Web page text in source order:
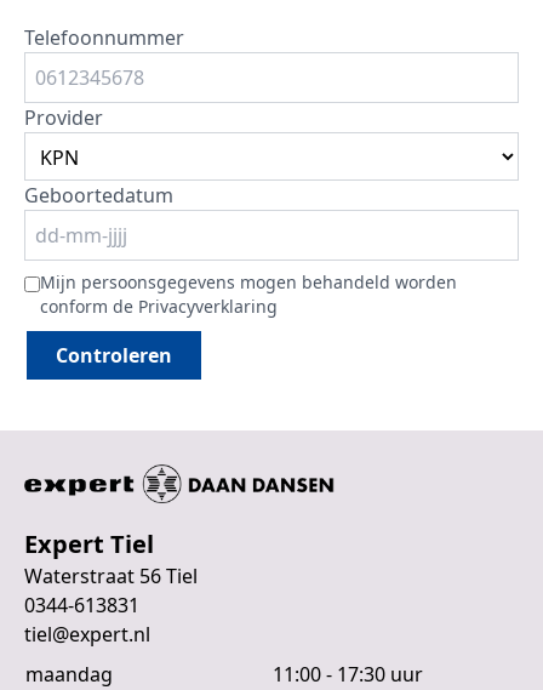
Telefoonnummer
Provider
Geboortedatum
Mijn persoonsgegevens mogen behandeld worden
conform de Privacyverklaring
Controleren
Expert Tiel
Waterstraat 56 Tiel
0344-613831
tiel@expert.nl
maandag
11:00 - 17:30 uur